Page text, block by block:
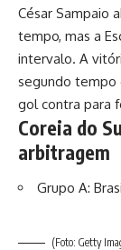
César Sampaio
tempo, mas a
intervalo. A
segundo tempo
gol contra para
Coreia do
arbitragem
Grupo A:
(Foto: Getty